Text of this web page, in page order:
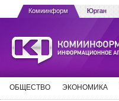
Комиинформ Юрган
ОБЩЕСТВО ЭКОНОМИКА